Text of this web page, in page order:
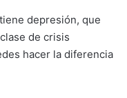
depresión, que
de crisis
hacer la diferencia